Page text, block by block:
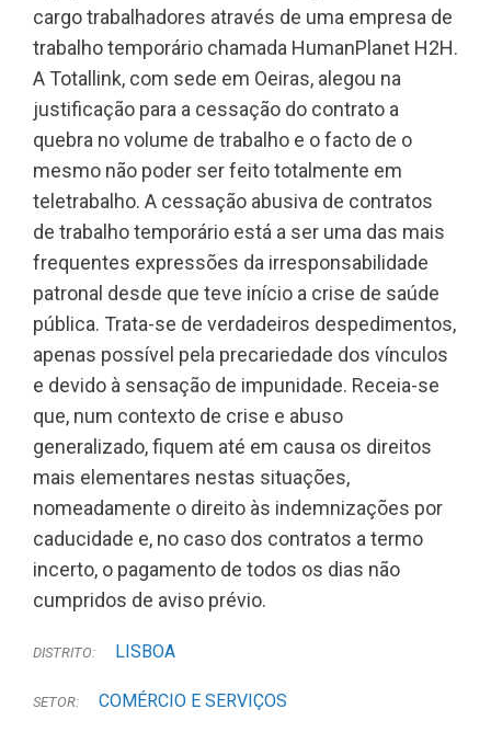
cargo trabalhadores através de uma empresa de
trabalho temporário chamada HumanPlanet H2H.
A Totallink, com sede em Oeiras, alegou na
justificação para a cessação do contrato a
quebra no volume de trabalho e o facto de o
mesmo não poder ser feito totalmente em
teletrabalho. A cessação abusiva de contratos
de trabalho temporário está a ser uma das mais
frequentes expressões da irresponsabilidade
patronal desde que teve início a crise de saúde
pública. Trata-se de verdadeiros despedimentos,
apenas possível pela precariedade dos vínculos
e devido à sensação de impunidade. Receia-se
que, num contexto de crise e abuso
generalizado, fiquem até em causa os direitos
mais elementares nestas situações,
nomeadamente o direito às indemnizações por
caducidade e, no caso dos contratos a termo
incerto, o pagamento de todos os dias não
cumpridos de aviso prévio.
DISTRITO: LISBOA
SETOR: COMÉRCIO E SERVIÇOS